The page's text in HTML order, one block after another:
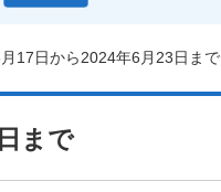
17日から2024年6月23日まで
まで